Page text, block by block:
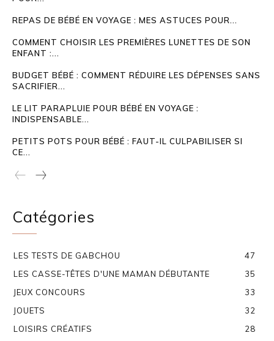
REPAS DE BÉBÉ EN VOYAGE : MES ASTUCES POUR...
COMMENT CHOISIR LES PREMIÈRES LUNETTES DE SON
ENFANT :...
BUDGET BÉBÉ : COMMENT RÉDUIRE LES DÉPENSES SANS
SACRIFIER...
LE LIT PARAPLUIE POUR BÉBÉ EN VOYAGE :
INDISPENSABLE...
PETITS POTS POUR BÉBÉ : FAUT-IL CULPABILISER SI
CE...
Catégories
LES TESTS DE GABCHOU
47
LES CASSE-TÊTES D'UNE MAMAN DÉBUTANTE
35
JEUX CONCOURS
33
JOUETS
32
LOISIRS CRÉATIFS
28